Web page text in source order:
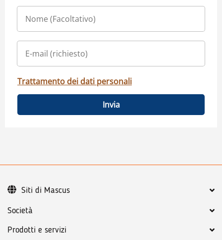
Trattamento dei dati personali
Invia
Società
Prodotti e servizi
Siti di Mascus